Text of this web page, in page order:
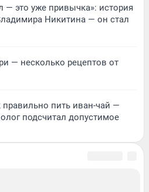
— это уже привычка»: история
Никитина — он стал
— несколько рецептов от
правильно пить иван-чай —
подсчитал допустимое